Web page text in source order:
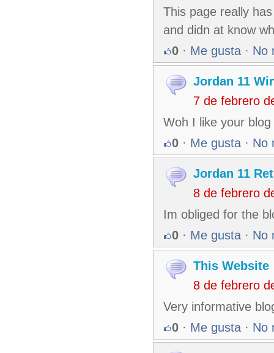
This page really
and didn at know
0 · Me gusta · No
Jordan 11
7 de febrero
Woh I like your
0 · Me gusta · No
Jordan 11
8 de febrero
Im obliged for the
0 · Me gusta · No
This Website
8 de febrero
Very informative
0 · Me gusta · No